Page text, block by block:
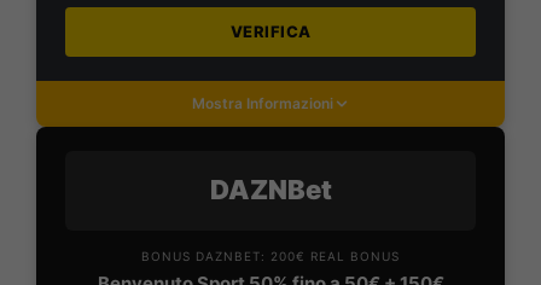
VERIFICA
Mostra Informazioni
DAZNBet
BONUS DAZNBET: 200€ REAL BONUS